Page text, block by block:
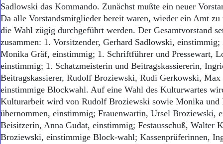
Sadlowski das Kommando. Zunächst mußte ein neuer
Da alle Vorstandsmitglieder bereit waren, wieder ein Amt zu
die Wahl zügig durchgeführt werden. Der Gesamtvorstand
zusammen: 1. Vorsitzender, Gerhard Sadlowski, einstimmig;
Monika Gräf, einstimmig; 1. Schriftführer und Pressewart,
einstimmig; 1. Schatzmeisterin und Beitragskassiererin,
Beitragskassierer, Rudolf Broziewski, Rudi Gerkowski, Max
einstimmige Blockwahl. Auf eine Wahl des Kulturwartes
Kulturarbeit wird von Rudolf Broziewski sowie Monika und
übernommen, einstimmig; Frauenwartin, Ursel Broziewski,
Beisitzerin, Anna Gudat, einstimmig; Festausschuß, Walter
Broziewski, einstimmige Block-wahl; Kassenprüferinnen,